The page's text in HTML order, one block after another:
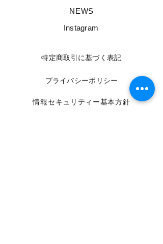
​NEWS
​Instagram
​特定商取引に基づく表記
​プライバシーポリシー
​情報セキュリティー基本方針